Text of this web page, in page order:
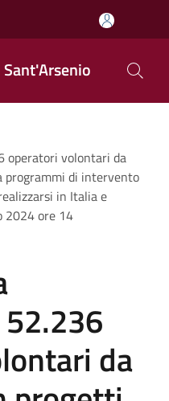
operatori volontari da
programmi di intervento
in Italia e
2024 ore 14
da